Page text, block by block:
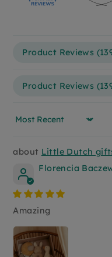
Product Reviews (
Product Reviews (
Sort by
Little Dutch
Florencia
Amazing